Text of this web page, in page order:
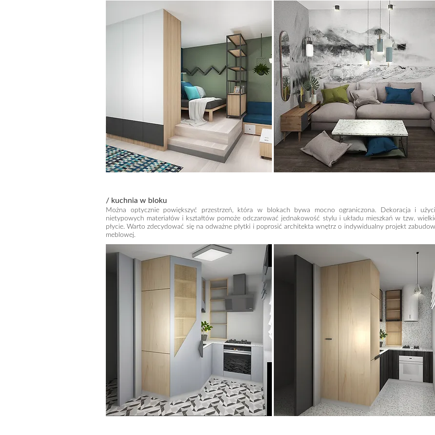
/ kuchnia w bloku
Można optycznie powiększyć przestrzeń, która w blokach bywa mocno ograniczona. Dekoracja i
nietypowych materiałów i kształtów pomoże odczarować jednakowość stylu i układu mieszkań w tzw.
płycie. Warto zdecydować się na odważne płytki i poprosić architekta wnętrz o indywidualny projekt
meblowej.